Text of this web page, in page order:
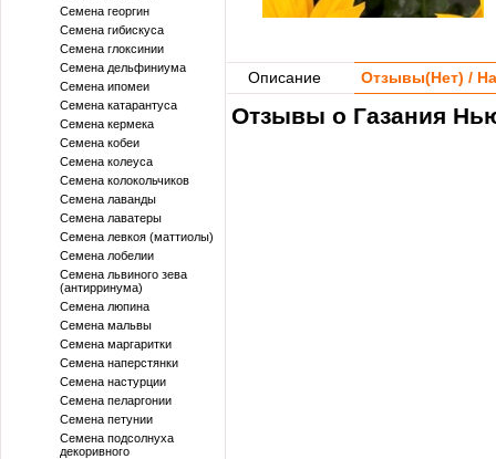
Семена георгин
Семена гибискуса
Семена глоксинии
Семена дельфиниума
Семена ипомеи
Семена катарантуса
Семена кермека
Семена кобеи
Семена колеуса
Семена колокольчиков
Семена лаванды
Семена лаватеры
Семена левкоя (маттиолы)
Семена лобелии
Семена львиного зева
(антирринума)
Семена люпина
Семена мальвы
Семена маргаритки
Семена наперстянки
Семена настурции
Семена пеларгонии
Семена петунии
Семена подсолнуха
декоривного
Описание Отзывы(Нет) /
Отзывы о Газания